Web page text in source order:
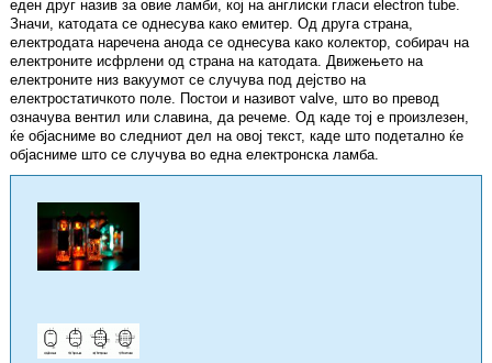
еден друг назив за овие ламби, кој на англиски гласи electron tube.
Значи, катодата се однесува како емитер. Од друга страна,
електродата наречена анода се однесува како колектор, собирач на
електроните исфрлени од страна на катодата. Движењето на
електроните низ вакуумот се случува под дејство на
електростатичкото поле. Постои и називот valve, што во превод
означува вентил или славина, да речеме. Од каде тој е произлезен,
ќе објасниме во следниот дел на овој текст, каде што подетално ќе
објасниме што се случува во една електронска ламба.